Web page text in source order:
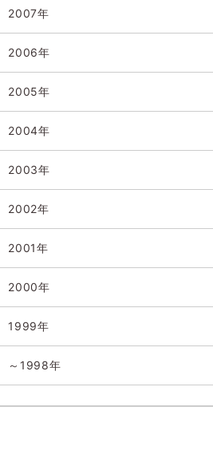
2007年
2006年
2005年
2004年
2003年
2002年
2001年
2000年
1999年
～1998年